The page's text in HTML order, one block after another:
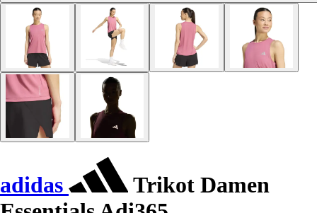
adidas
Trikot Damen